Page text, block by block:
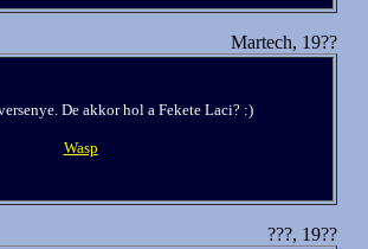
Martech, 19??
De akkor hol a Fekete Laci? :)
Wasp
???, 19??